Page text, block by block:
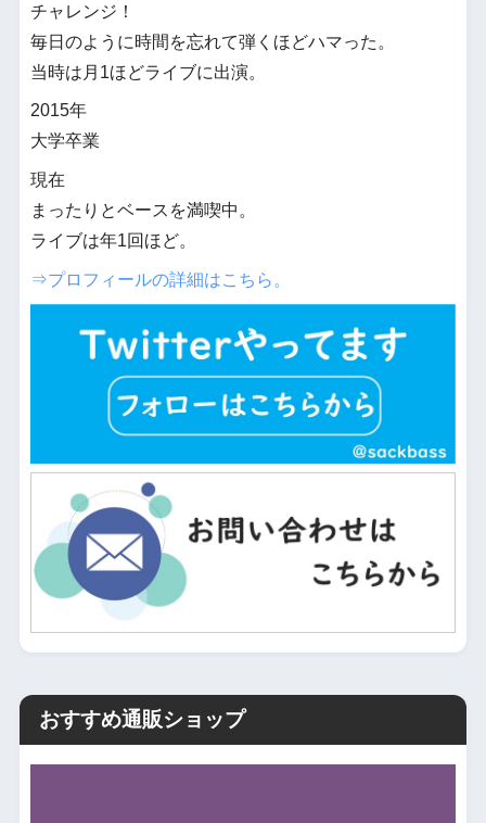
チャレンジ！
毎日のように時間を忘れて弾くほどハマった。
当時は月1ほどライブに出演。
2015年
大学卒業
現在
まったりとベースを満喫中。
ライブは年1回ほど。
⇒プロフィールの詳細はこちら。
おすすめ通販ショップ